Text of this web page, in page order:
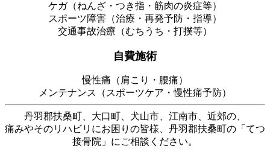
ケガ（ねんざ・つき指・筋肉の炎症等）
スポーツ障害（治療・再発予防・指導）
交通事故治療（むちうち・打撲等）
自費施術
慢性痛（肩こり・腰痛）
メンテナンス（スポーツケア・慢性痛予防）
丹羽郡扶桑町、大口町、犬山市、江南市、近郊の、
痛みやそのリハビリにお困りの皆様、丹羽郡扶桑町の「てつ
接骨院」にご相談ください。